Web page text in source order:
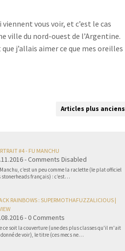
vous voir, et c’est le cas
ville du nord-ouest de l’Argentine.
j’allais aimer ce que mes oreilles
Articles plus anciens
#4 - FU MANCHU
- Comments Disabled
c’est un peu comme la raclette (le plat officiel
stonerheads français) : c’est…
RAINBOWS : SUPERMOTHAFUZZALICIOUS |
- 0 Comments
ce soit la couverture (une des plus classes qu'il m'ait
de voir), le titre (ces mecs ne…